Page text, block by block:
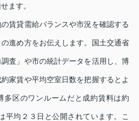
ます。
賃貸需給バランスや市況を確認する
の進め方をお伝えします。国土交通省
査」や市の統計データを活用し、博
家賃や平均空室日数を把握するとよ
多区のワンルームだと成約賃料は約
平均２３日と公開されています。こ